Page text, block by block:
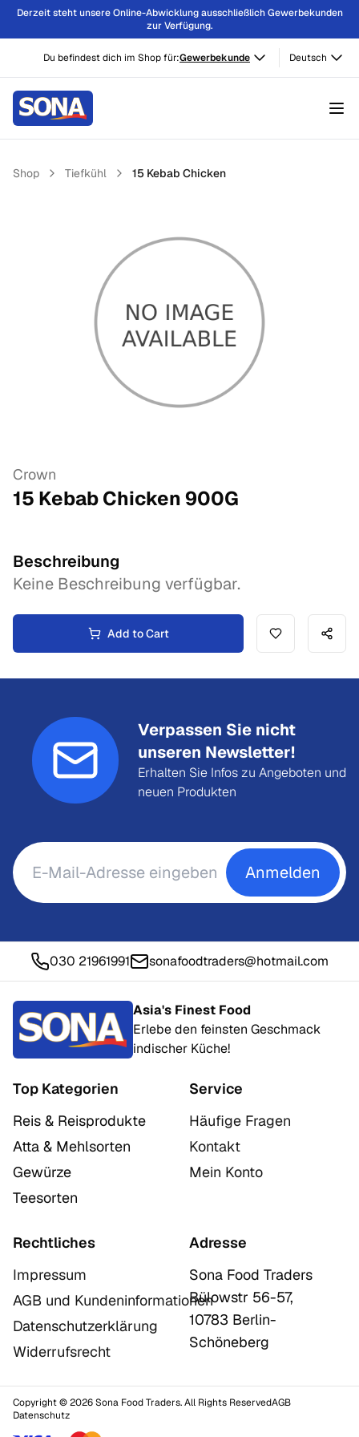
Derzeit steht unsere Online-Abwicklung ausschließlich Gewerbekunden
zur Verfügung.
Du befindest dich im Shop für:Gewerbekunde Deutsch
Shop Tiefkühl 15 Kebab Chicken
Crown
15 Kebab Chicken900G
Beschreibung
Keine Beschreibung verfügbar.
Add to Cart
Verpassen Sie nicht
unseren Newsletter!
Erhalten Sie Infos zu Angeboten und
neuen Produkten
Anmelden
030 21961991 sonafoodtraders@hotmail.com
Asia's Finest Food
Erlebe den feinsten Geschmack
indischer Küche!
Top Kategorien
Reis & Reisprodukte
Atta & Mehlsorten
Gewürze
Teesorten
Service
Häufige Fragen
Kontakt
Mein Konto
Rechtliches
Impressum
AGB und Kundeninformationen
Datenschutzerklärung
Widerrufsrecht
Adresse
Sona Food Traders
Bülowstr 56-57,
10783 Berlin-
Schöneberg
Copyright © 2026 Sona Food Traders. All Rights ReservedAGB
Datenschutz